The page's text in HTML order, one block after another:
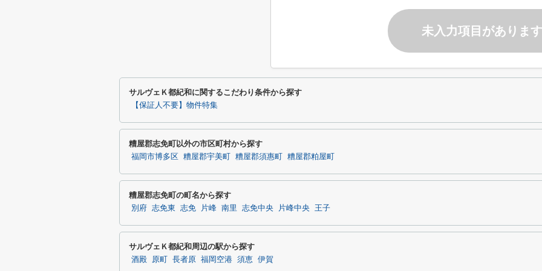
未入力項目があります
サルヴェＫ都紀和に関するこだわり条件から探す
【保証人不要】物件特集
糟屋郡志免町以外の市区町村から探す
福岡市博多区 糟屋郡宇美町 糟屋郡須惠町 糟屋郡粕屋町
糟屋郡志免町の町名から探す
別府 志免東 志免 片峰 南里 志免中央 片峰中央 王子
サルヴェＫ都紀和周辺の駅から探す
酒殿 原町 長者原 福岡空港 須恵 伊賀